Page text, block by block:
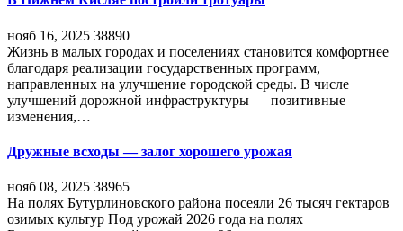
нояб 16, 2025 38890
Жизнь в малых городах и поселениях становится комфортнее
благодаря реализации государственных программ,
направленных на улучшение городской среды. В числе
улучшений дорожной инфраструктуры — позитивные
изменения,…
Дружные всходы — залог хорошего урожая
нояб 08, 2025 38965
На полях Бутурлиновского района посеяли 26 тысяч гектаров
озимых культур Под урожай 2026 года на полях